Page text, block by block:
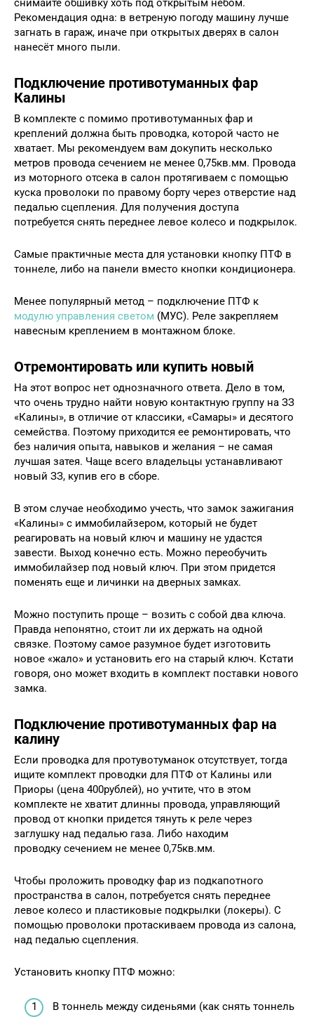
снимайте обшивку хоть под открытым небом.
Рекомендация одна: в ветреную погоду машину лучше
загнать в гараж, иначе при открытых дверях в салон
нанесёт много пыли.
Подключение противотуманных фар
Калины
В комплекте с помимо противотуманных фар и
креплений должна быть проводка, которой часто не
хватает. Мы рекомендуем вам докупить несколько
метров провода сечением не менее 0,75кв.мм. Провода
из моторного отсека в салон протягиваем с помощью
куска проволоки по правому борту через отверстие над
педалью сцепления. Для получения доступа
потребуется снять переднее левое колесо и подкрылок.
Самые практичные места для установки кнопку ПТФ в
тоннеле, либо на панели вместо кнопки кондиционера.
Менее популярный метод – подключение ПТФ к
модулю управления светом (МУС). Реле закрепляем
навесным креплением в монтажном блоке.
Отремонтировать или купить новый
На этот вопрос нет однозначного ответа. Дело в том,
что очень трудно найти новую контактную группу на ЗЗ
«Калины», в отличие от классики, «Самары» и десятого
семейства. Поэтому приходится ее ремонтировать, что
без наличия опыта, навыков и желания – не самая
лучшая затея. Чаще всего владельцы устанавливают
новый ЗЗ, купив его в сборе.
В этом случае необходимо учесть, что замок зажигания
«Калины» с иммобилайзером, который не будет
реагировать на новый ключ и машину не удастся
завести. Выход конечно есть. Можно переобучить
иммобилайзер под новый ключ. При этом придется
поменять еще и личинки на дверных замках.
Можно поступить проще – возить с собой два ключа.
Правда непонятно, стоит ли их держать на одной
связке. Поэтому самое разумное будет изготовить
новое «жало» и установить его на старый ключ. Кстати
говоря, оно может входить в комплект поставки нового
замка.
Подключение противотуманных фар на
калину
Если проводка для протувотуманок отсутствует, тогда
ищите комплект проводки для ПТФ от Калины или
Приоры (цена 400рублей), но учтите, что в этом
комплекте не хватит длинны провода, управляющий
провод от кнопки придется тянуть к реле через
заглушку над педалью газа. Либо находим
проводку сечением не менее 0,75кв.мм.
Чтобы проложить проводку фар из подкапотного
пространства в салон, потребуется снять переднее
левое колесо и пластиковые подкрылки (локеры). С
помощью проволоки протаскиваем провода из салона,
над педалью сцепления.
Установить кнопку ПТФ можно:
В тоннель между сиденьями (как снять тоннель